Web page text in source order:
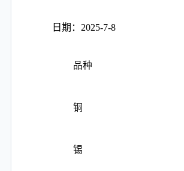
日期： 2025-7-8
品种
铜
锡